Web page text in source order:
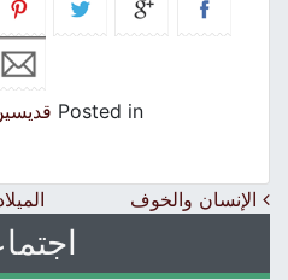
Posted in قديسين
navigation
الإنسان والخوف